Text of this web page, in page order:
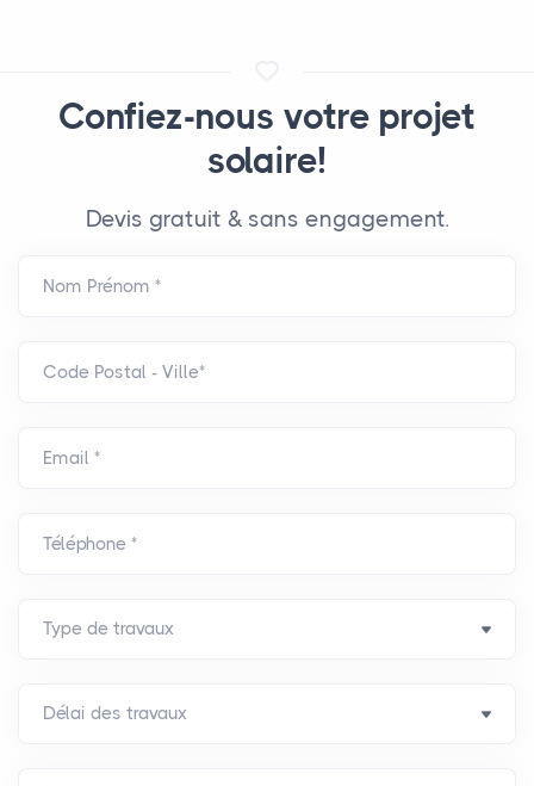
Confiez-nous votre projet
solaire!
Devis gratuit & sans engagement.
Nom Prénom *
Code Postal - Ville*
Email *
Téléphone *